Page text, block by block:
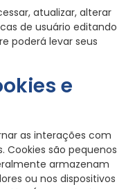
atualizar, alterar
de usuário editando
poderá levar seus
e
as interações com
Cookies são pequenos
armazenam
ou nos dispositivos